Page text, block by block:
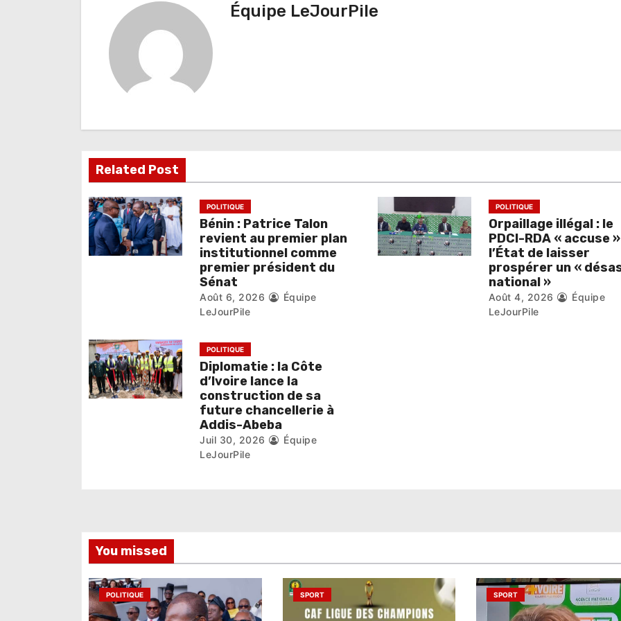
i
n
d
e
l
r
t
i
Équipe LeJourPile
Related Post
POLITIQUE
Bénin : Patrice Talon
revient au premier plan
institutionnel comme
premier président du
Sénat
Août 6, 2026
Équipe
LeJourPile
POLITIQUE
Orpaillage illégal : le
PDCI-RDA « accuse »
l’État de laisser
prospérer un «
national »
Août 4, 2026
Équipe
LeJourPile
POLITIQUE
Diplomatie : la Côte
d’Ivoire lance la
construction de sa
future chancellerie à
Addis-Abeba
Juil 30, 2026
Équipe
LeJourPile
You missed
POLITIQUE SPORT SPORT